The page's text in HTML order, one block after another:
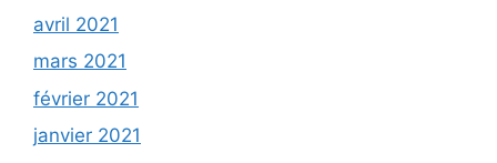
avril 2021
mars 2021
février 2021
janvier 2021